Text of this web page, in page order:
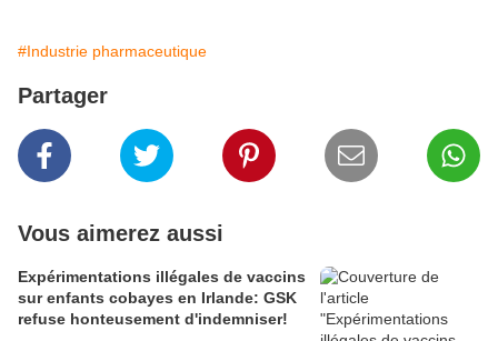
#Industrie pharmaceutique
Partager
Vous aimerez aussi
Expérimentations illégales de vaccins
sur enfants cobayes en Irlande: GSK
refuse honteusement d'indemniser!